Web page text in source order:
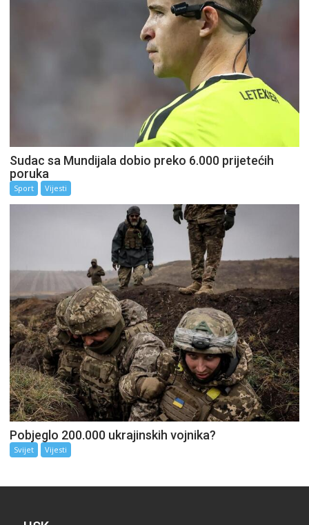
Sudac sa Mundijala dobio preko 6.000 prijetećih
poruka
Sport Vijesti
Pobjeglo 200.000 ukrajinskih vojnika?
Svijet Vijesti